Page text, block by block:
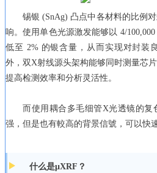
锡银 (SnAg) 凸点中各材料的比例
响。使用单色光源激发能够以 4/
低至 2% 的银含量，从而实现对封装
外，双X射线源头架构能够同时测量芯
提高检测效率和分析灵活性。
而使用耦合多毛细管X光透镜的
强，但是也有較高的背景信號，可以快
什么是μXRF？